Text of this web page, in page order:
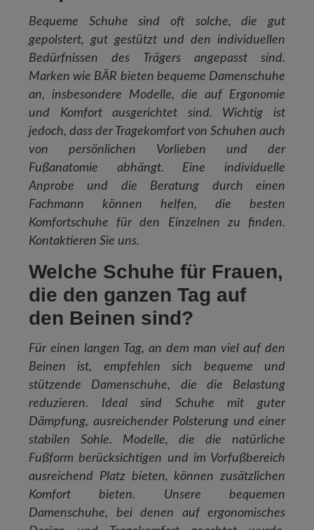
Bequeme Schuhe sind oft solche, die gut
gepolstert, gut gestützt und den individuellen
Bedürfnissen des Trägers angepasst sind.
Marken wie BÄR bieten bequeme Damenschuhe
an, insbesondere Modelle, die auf Ergonomie
und Komfort ausgerichtet sind. Wichtig ist
jedoch, dass der Tragekomfort von Schuhen auch
von persönlichen Vorlieben und der
Fußanatomie abhängt. Eine individuelle
Anprobe und die Beratung durch einen
Fachmann können helfen, die besten
Komfortschuhe für den Einzelnen zu finden.
Kontaktieren Sie uns.
Welche Schuhe für Frauen,
die den ganzen Tag auf
den Beinen sind?
Für einen langen Tag, an dem man viel auf den
Beinen ist, empfehlen sich bequeme und
stützende Damenschuhe, die die Belastung
reduzieren. Ideal sind Schuhe mit guter
Dämpfung, ausreichender Polsterung und einer
stabilen Sohle. Modelle, die die natürliche
Fußform berücksichtigen und im Vorfußbereich
ausreichend Platz bieten, können zusätzlichen
Komfort bieten. Unsere bequemen
Damenschuhe, bei denen auf ergonomisches